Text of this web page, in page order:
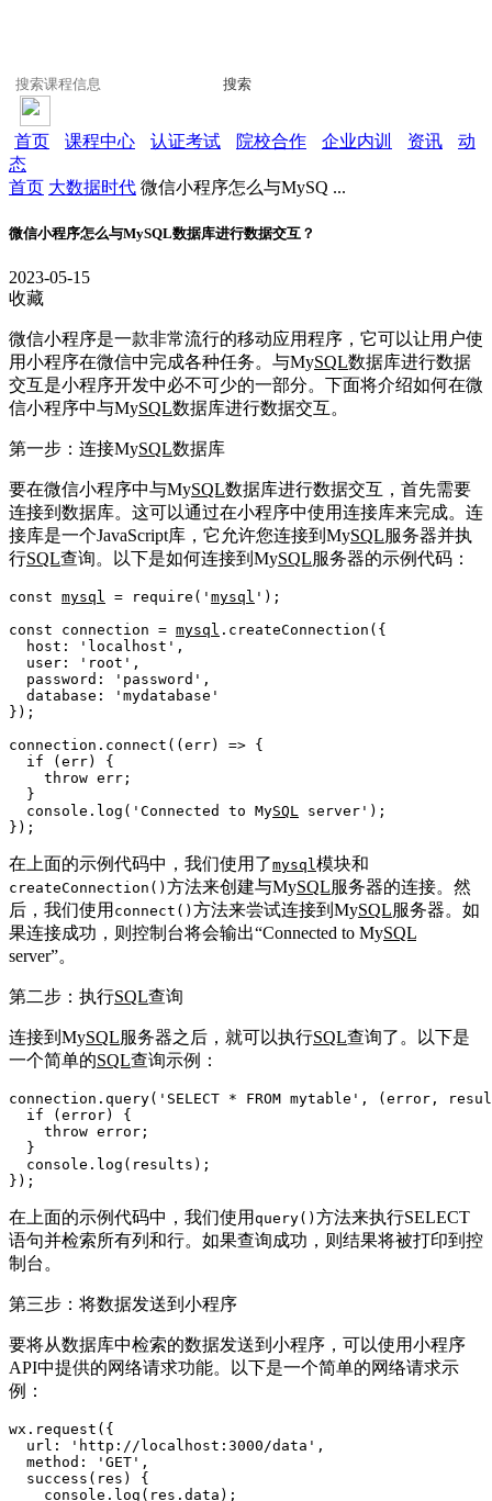
搜索
首页 课程中心 认证考试 院校合作 企业内训 资讯
动
态
首页 大数据时代 微信小程序怎么与MySQ ...
微信小程序怎么与MySQL数据库进行数据交互？
2023-05-15
收藏
微信小程序是一款非常流行的移动应用程序，它可以让用户使
用小程序在微信中完成各种任务。与MySQL数据库进行数据
交互是小程序开发中必不可少的一部分。下面将介绍如何在微
信小程序中与MySQL数据库进行数据交互。
第一步：连接MySQL数据库
要在微信小程序中与MySQL数据库进行数据交互，首先需要
连接到数据库。这可以通过在小程序中使用连接库来完成。连
接库是一个JavaScript库，它允许您连接到MySQL服务器并执
行SQL查询。以下是如何连接到MySQL服务器的示例代码：
const mysql = require ( ' mysql ' );
const connection = mysql . createConnection ({
host : 'localhost' ,
user : 'root' ,
password : 'password' ,
database :
'mydatabase'
});
connection. connect ( ( err) => {
if (err) {
throw err;
  }
console . log ( 'Connected to MySQL server' );
在上面的示例代码中，我们使用了mysql模块和
createConnection() 方法来创建与MySQL服务器的连接。然
后，我们使用 connect() 方法来尝试连接到MySQL服务器。如
果连接成功，则控制台将会输出“Connected to MySQL
server”。
第二步：执行SQL查询
连接到MySQL服务器之后，就可以执行SQL查询了。以下是
一个简单的SQL查询示例：
connection. query( 'SELECT * FROM mytable' , ( error,
if (error) {
throw error;
  }
console . log (results);
在上面的示例代码中，我们使用 query() 方法来执行SELECT
语句并检索所有列和行。如果查询成功，则结果将被打印到控
制台。
第三步：将数据发送到小程序
要将从数据库中检索的数据发送到小程序，可以使用小程序
API中提供的网络请求功能。以下是一个简单的网络请求示
例：
wx. request ({
url : 'http://localhost:3000/data' ,
method : 'GET' ,
success ( res ) {
console . log (res. data );